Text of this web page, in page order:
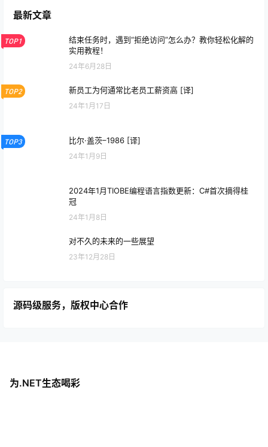
最新文章
TOP1
结束任务时，遇到“拒绝访问”怎么办？教你轻松化解的
实用教程！
24年6月28日
TOP2 新员工为何通常比老员工薪资高 [译]
24年1月17日
TOP3 比尔·盖茨–1986 [译]
24年1月9日
2024年1月TIOBE编程语言指数更新：C#首次摘得桂
冠
24年1月8日
对不久的未来的一些展望
23年12月28日
源码级服务，版权中心合作
为.NET生态喝彩